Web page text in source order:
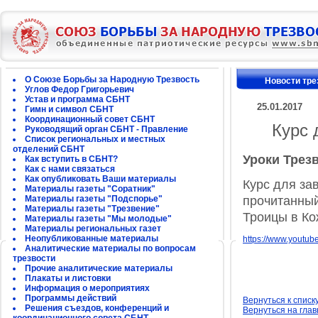
О Союзе Борьбы за Народную Трезвость
Углов Федор Григорьевич
Устав и программа СБНТ
Гимн и символ СБНТ
Координационный совет СБНТ
Руководящий орган СБНТ - Правление
Список региональных и местных
отделений СБНТ
Как вступить в СБНТ?
Как с нами связаться
Как опубликовать Ваши материалы
Материалы газеты "Соратник"
Материалы газеты "Подспорье"
Материалы газеты "Трезвение"
Материалы газеты "Мы молодые"
Материалы региональных газет
Неопубликованные материалы
Аналитические материалы по вопросам
трезвости
Прочие аналитические материалы
Плакаты и листовки
Информация о мероприятиях
Программы действий
Решения съездов, конференций и
Новости
25.01.2017
Курс
Уроки
Курс для
Троицы в
https://
Вернуться к
Вернуться на